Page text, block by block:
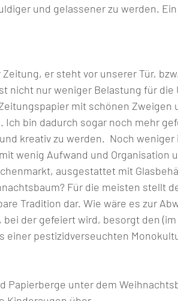
und gelassener zu werden.
er steht vor unserer Tür,
nicht nur weniger Belastung für die
mit schönen Zweigen
bin dadurch sogar noch mehr
kreativ zu werden.  Noch
wenig Aufwand und Organisation
ausgestattet mit
Für die meisten stellt
Tradition dar. Wie wäre es zur
bei der gefeiert wird, besorgt den
aus einer pestizidverseuchten
unter dem Weihnachtsbaum.